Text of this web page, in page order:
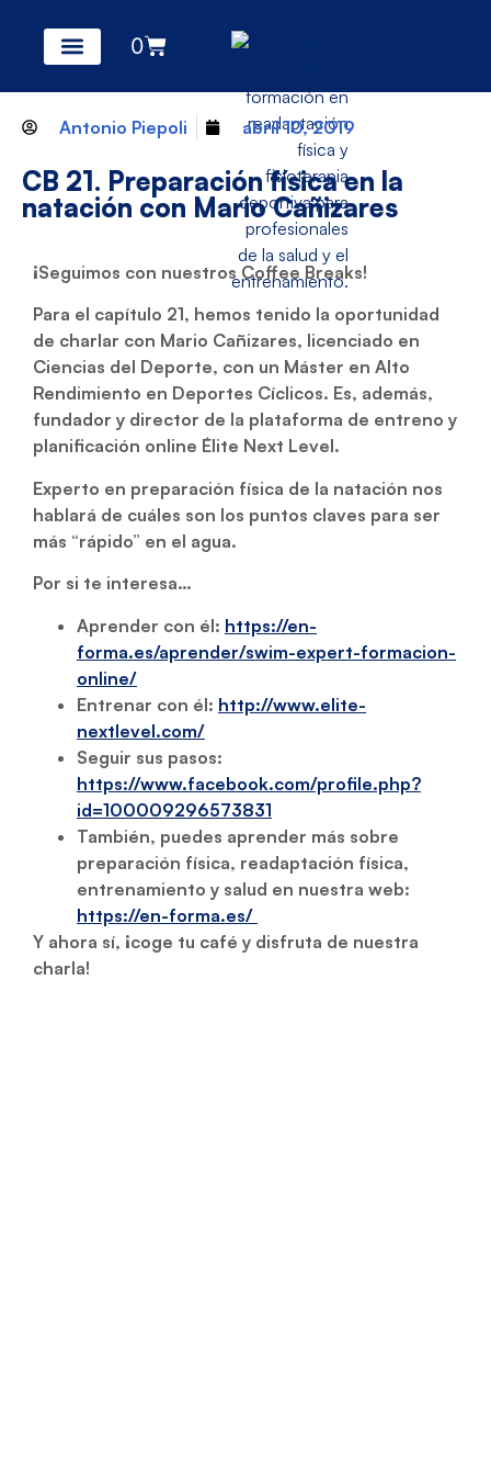
0
Antonio Piepoli abril 10, 2019
CB 21. Preparación física en la
natación con Mario Cañizares
¡Seguimos con nuestros Coffee Breaks!
Para el capítulo 21, hemos tenido la oportunidad
de charlar con Mario Cañizares, licenciado en
Ciencias del Deporte, con un Máster en Alto
Rendimiento en Deportes Cíclicos. Es, además,
fundador y director de la plataforma de entreno y
planificación online Élite Next Level.
Experto en preparación física de la natación nos
hablará de cuáles son los puntos claves para ser
más “rápido” en el agua.
Por si te interesa…
Aprender con él: https://en-
forma.es/aprender/swim-expert-formacion-
online/
Entrenar con él: http://www.elite-
nextlevel.com/
Seguir sus pasos:
https://www.facebook.com/profile.php?
id=100009296573831
También, puedes aprender más sobre
preparación física, readaptación física,
entrenamiento y salud en nuestra web:
https://en-forma.es/
Y ahora sí, ¡coge tu café y disfruta de nuestra
charla!